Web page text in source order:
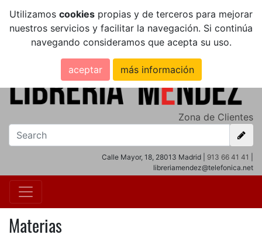
Utilizamos cookies propias y de terceros para mejorar
nuestros servicios y facilitar la navegación. Si continúa
navegando consideramos que acepta su uso.
aceptar más información
Zona de Clientes
Calle Mayor, 18, 28013 Madrid | 913 66 41 41
libreriamendez@telefonica.net
Materias